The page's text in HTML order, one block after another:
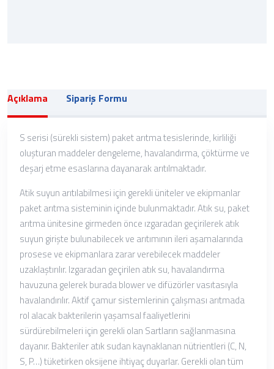
Açıklama Sipariş Formu
S serisi (sürekli sistem) paket arıtma tesislerinde, kirliliği
oluşturan maddeler dengeleme, havalandırma, çöktürme ve
deşarj etme esaslarına dayanarak arıtılmaktadır.
Atik suyun arıtılabilmesi için gerekli üniteler ve ekipmanlar
paket arıtma sisteminin içinde bulunmaktadır. Atık su, paket
arıtma ünitesine girmeden önce ızgaradan geçirilerek atık
suyun girişte bulunabilecek ve arıtımının ileri aşamalarında
prosese ve ekipmanlara zarar verebilecek maddeler
uzaklaştırılır. Izgaradan geçirilen atık su, havalandırma
havuzuna gelerek burada blower ve difüzörler vasıtasıyla
havalandırılır. Aktif çamur sistemlerinin çalışması arıtmada
rol alacak bakterilerin yaşamsal faaliyetlerini
sürdürebilmeleri için gerekli olan Sartların sağlanmasına
dayanır. Bakteriler atık sudan kaynaklanan nütrientleri (C, N,
S, P…) tüketirken oksijene ihtiyaç duyarlar. Gerekli olan tüm